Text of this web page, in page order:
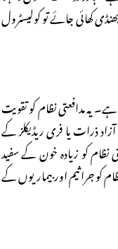
کھائی جائے تو کولیسٹرول
یہ مدافعتی نظام کو تقویت
ذرات یا فری ریڈیکلز کے
کو زیادہ خون کے سفید
کو جراثیم اور بیماریوں کے